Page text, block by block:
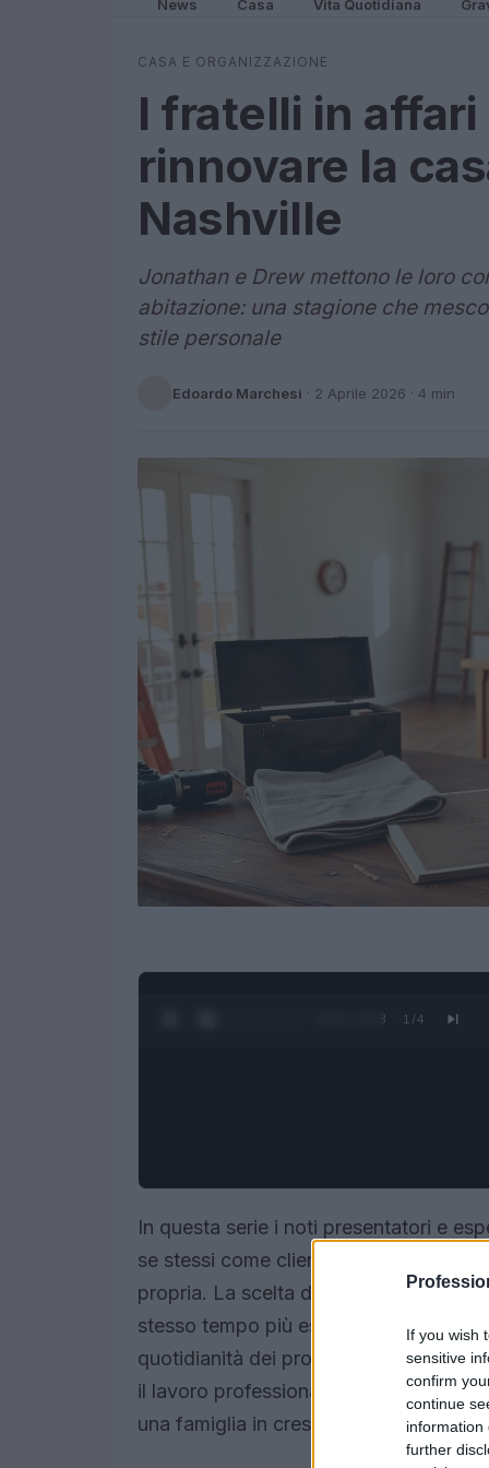
If you wish
sensitive
confirm
continue
information
further
News Casa Vita Quotidiana
CASA E ORGANIZZAZIONE
I fratelli in
rinnovare la
Nashville
Jonathan e Drew mettono le loro
abitazione: una stagione che
stile personale
Edoardo Marchesi · 2 Aprile 2026 · 4 min
0:14 / 1:23 1 /4
In questa serie i noti presentatori e
se stessi come clienti, trasformando
propria. La scelta di ristrutturare la
stesso tempo più esposto, perché
quotidianità dei proprietari. Qui la
il lavoro professionale sia il tentativo
una famiglia in crescita.